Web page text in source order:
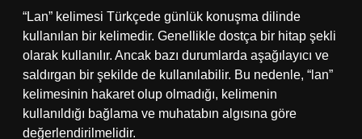
“Lan” kelimesi Türkçede günlük konuşma dilinde
kullanılan bir kelimedir. Genellikle dostça bir hitap şekli
olarak kullanılır. Ancak bazı durumlarda aşağılayıcı ve
saldırgan bir şekilde de kullanılabilir. Bu nedenle, “lan”
kelimesinin hakaret olup olmadığı, kelimenin
kullanıldığı bağlama ve muhatabın algısına göre
değerlendirilmelidir.